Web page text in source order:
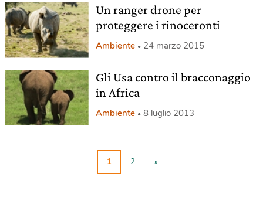
Un ranger drone per
proteggere i rinoceronti
Ambiente 24 marzo 2015
Gli Usa contro il bracconaggio
in Africa
Ambiente 8 luglio 2013
1 2 »